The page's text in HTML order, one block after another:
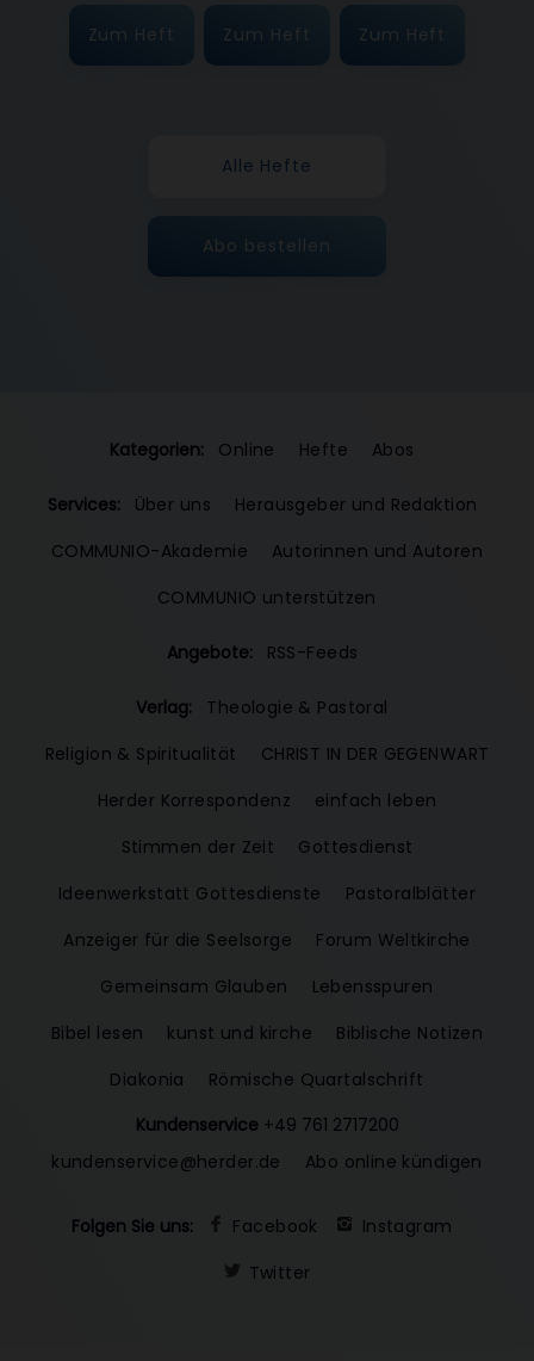
Zum Heft Zum Heft Zum Heft
Alle Hefte
Abo bestellen
Kategorien: Online Hefte Abos
Services: Über uns
Herausgeber und Redaktion
COMMUNIO-Akademie
Autorinnen und Autoren
COMMUNIO unterstützen
Angebote: RSS-Feeds
Verlag:
Theologie & Pastoral
Religion & Spiritualität
CHRIST IN DER GEGENWART
Herder Korrespondenz
einfach leben
Stimmen der Zeit
Gottesdienst
Ideenwerkstatt Gottesdienste
Pastoralblätter
Anzeiger für die Seelsorge
Forum Weltkirche
Gemeinsam Glauben
Lebensspuren
Bibel lesen
kunst und kirche
Biblische Notizen
Diakonia
Römische Quartalschrift
Kundenservice +49 761 2717200
kundenservice@herder.de
Abo online kündigen
Folgen Sie uns: Facebook
Instagram
Twitter